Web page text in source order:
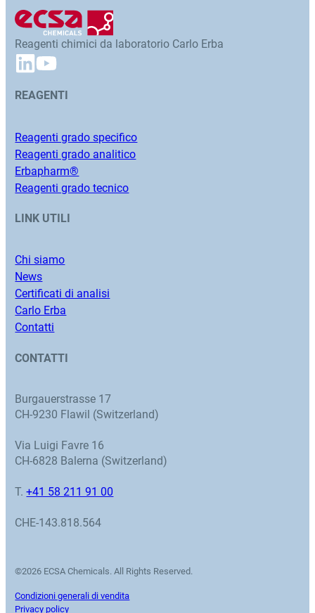
Reagenti chimici da laboratorio Carlo Erba
REAGENTI
Reagenti grado specifico
Reagenti grado analitico
Erbapharm®
Reagenti grado tecnico
LINK UTILI
Chi siamo
News
Certificati di analisi
Carlo Erba
Contatti
CONTATTI
Burgauerstrasse 17
CH-9230 Flawil (Switzerland)
Via Luigi Favre 16
CH-6828 Balerna (Switzerland)
T.+41 58 211 91 00
CHE-143.818.564
©2026 ECSA Chemicals. All Rights Reserved.
Condizioni generali di vendita
Privacy policy